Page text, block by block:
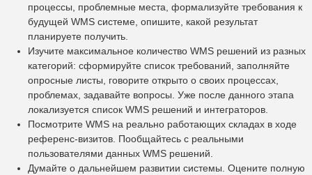
процессы, проблемные места, формализуйте требования к
будущей WMS системе, опишите, какой результат
планируете получить.
Изучите максимальное количество WMS решений из разных
категорий: сформируйте список требований, заполняйте
опросные листы, говорите открыто о своих процессах,
проблемах, задавайте вопросы. Уже после данного этапа
локализуется список WMS решений и интеграторов.
Посмотрите WMS на реально работающих складах в ходе
референс-визитов. Пообщайтесь с реальными
пользователями данных WMS решений.
Думайте о дальнейшем развитии системы. Оцените полную